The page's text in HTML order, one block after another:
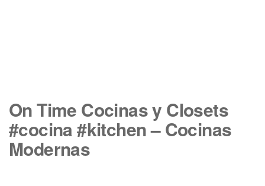
On Time Cocinas y Closets
#cocina #kitchen – Cocinas
Modernas